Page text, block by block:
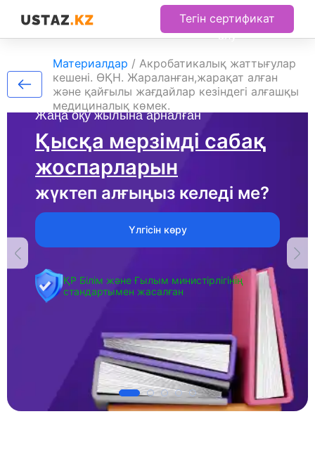
Тегін сертификат
алу
Жаңа оқу жылына арналған
Қысқа мерзімді сабақ
жоспарларын
жүктеп алғыңыз келеді ме?
Үлгісін көру
ҚР Білім және Ғылым министірлігінің
стандартымен жасалған
Материалдар / Акробатикалық жаттығулар
кешені. ӨҚН. Жараланған,жарақат алған
және қайғылы жағдайлар кезіндегі алғашқы
медициналық көмек.